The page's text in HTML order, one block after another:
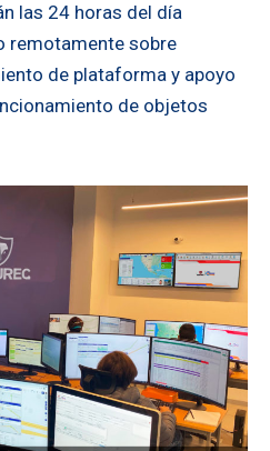
las 24 horas del día
remotamente sobre
de plataforma y apoyo
de objetos